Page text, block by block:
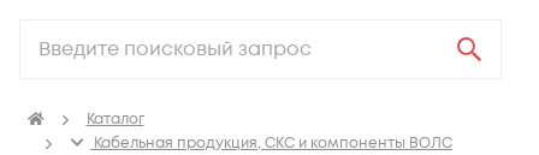
Каталог
Кабельная продукция, СКС и компоненты ВОЛС